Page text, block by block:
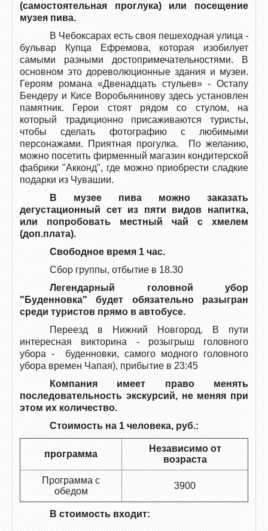
(самостоятельная проглука) или посещение
музея пива.
В Чебоксарах есть своя пешеходная улица -
бульвар Купца Ефремова, которая изобилует
самыми разными достопримечательностями. В
основном это дореволюционные здания и музеи.
Героям романа «Двенадцать стульев» - Остапу
Бендеру и Кисе Воробьянинову здесь установлен
памятник. Герои стоят рядом со стулом, на
который традиционно присаживаются туристы,
чтобы сделать фотографию с любимыми
персонажами. Приятная прогулка. По желанию,
можно посетить фирменный магазин кондитерской
фабрики "Акконд", где можно приобрести сладкие
подарки из Чувашии.
В музее пива можно заказать
дегустационный сет из пяти видов напитка,
или попробовать местный чай с хмелем
(доп.плата).
Свободное время 1 час.
Сбор группы, отбытие в 18.30
Легендарный головной убор
"Буденновка" будет обязательно разыгран
среди туристов прямо в автобусе.
Переезд в Нижний Новгород. В пути
интересная викторина - розыгрыш головного
убора - буденновки, самого модного головного
убора времен Чапая), прибытие в 23:45
Компания имеет право менять
последовательность экскурсий, не меняя при
этом их количество.
Стоимость на 1 человека, руб.:
программа
Независимо от
возраста
Программа с
обедом
3900
В стоимость входит: